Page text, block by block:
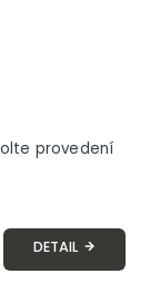
provedení
DETAIL